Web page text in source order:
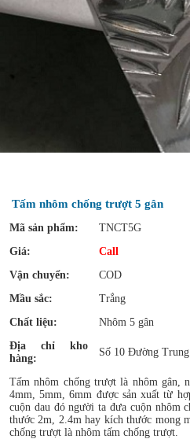
Tấm nhôm chống trượt 5 gân
Mã sản phẩm:
TNCT5G
Giá:
Call
Vận chuyển:
COD
Mầu sắc:
Trắng
Chất liệu:
Nhôm 5 gân
Địa chỉ kho
hàng:
Số 10 Đường
Tấm nhôm chống trượt là nhôm gân,
4mm, 5mm, 6mm được sản xuất từ
cuộn dau đó người ta đưa cuộn nhôm
thước 2m, 2.4m hay kích thước mong
chống trượt là nhôm tấm chống trượt.